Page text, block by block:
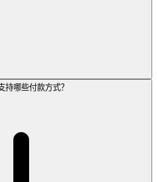
持哪些付款方式？